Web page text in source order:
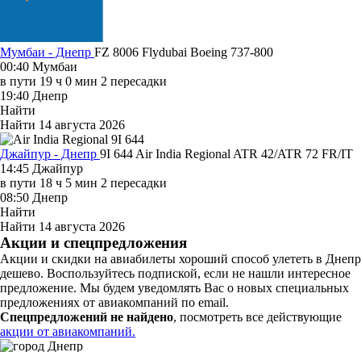
Мумбаи - Днепр FZ 8006 Flydubai Boeing 737-800
00:40 Мумбаи
в пути 19 ч 0 мин 2 пересадки
19:40 Днепр
Найти
Найти 14 августа 2026
Джайпур - Днепр 9I 644 Air India Regional ATR 42/ATR 72 FR/IT
14:45 Джайпур
в пути 18 ч 5 мин 2 пересадки
08:50 Днепр
Найти
Найти 14 августа 2026
Акции и спецпредложения
Акции и скидки на авиабилеты хороший способ улететь в Днепр
дешево. Воспользуйтесь подпиской, если не нашли интересное
предложение. Мы будем уведомлять Вас о новых специальных
предложениях от авиакомпаний по email.
Спецпредложений не найдено, посмотреть все действующие
акции от авиакомпаний.